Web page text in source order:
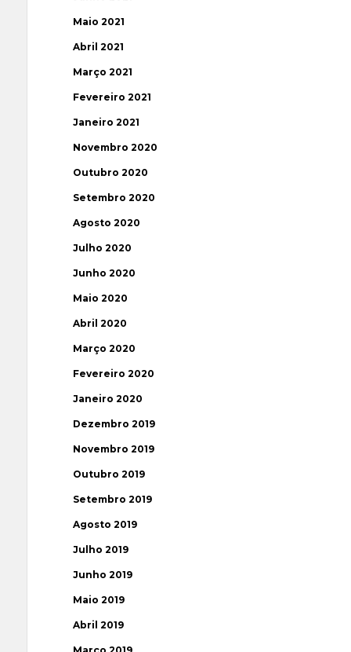
Maio 2021
Abril 2021
Março 2021
Fevereiro 2021
Janeiro 2021
Novembro 2020
Outubro 2020
Setembro 2020
Agosto 2020
Julho 2020
Junho 2020
Maio 2020
Abril 2020
Março 2020
Fevereiro 2020
Janeiro 2020
Dezembro 2019
Novembro 2019
Outubro 2019
Setembro 2019
Agosto 2019
Julho 2019
Junho 2019
Maio 2019
Abril 2019